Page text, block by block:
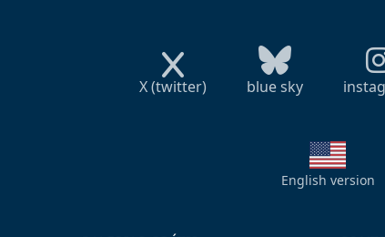
X (twitter) blue sky
English version